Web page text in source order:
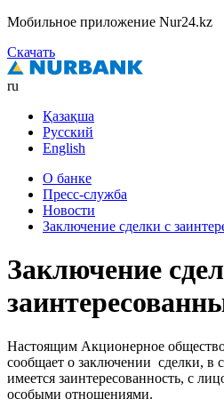
Мобильное приложение Nur24.kz
Скачать
ru
Қазақша
Русский
English
О банке
Пресс-служба
Новости
Заключение сделки с
Заключение
Настоящим Акционерное
сообщает о заключении сделки, в
имеется заинтересованность, с
особыми отношениями.